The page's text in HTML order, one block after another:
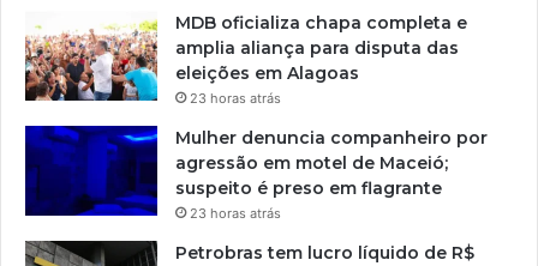
MDB oficializa chapa completa e
amplia aliança para disputa das
eleições em Alagoas
23 horas atrás
Mulher denuncia companheiro por
agressão em motel de Maceió;
suspeito é preso em flagrante
23 horas atrás
Petrobras tem lucro líquido de R$